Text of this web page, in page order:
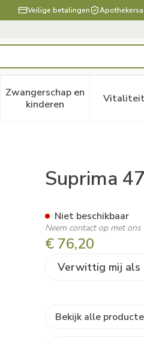
Veilige betalingen
verzorging en hygiëne
voor Dieet, voeding en
Zwangerschap en
kinderenToon submenu voor
Suprima
€ 76,20
Verwittig mij als
Niet beschikbaar
Neem contact op met
Bekijk alle